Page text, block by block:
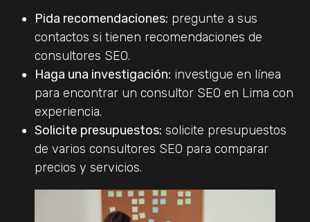
Pida recomendaciones: pregunte a sus
contactos si tienen recomendaciones de
consultores SEO.
Haga una investigación: investigue en línea
para encontrar un consultor SEO en Lima con
experiencia.
Solicite presupuestos: solicite presupuestos
de varios consultores SEO para comparar
precios y servicios.